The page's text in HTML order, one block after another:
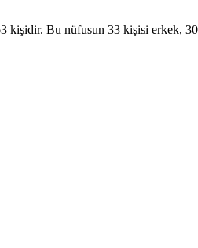
Bu nüfusun 33 kişisi erkek,